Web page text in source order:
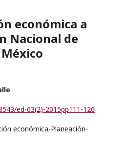
económica a
Nacional de
ed-63(2)-2015pp111-126
económica-Planeación-